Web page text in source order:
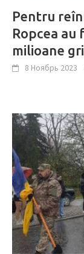
Pentru
Ropcea
milioane
8 Ноябрь 2023